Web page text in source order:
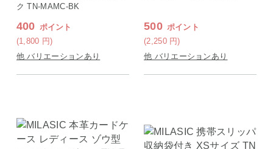
ク TN-MAMC-BK
400 ポイント
(1,800 円)
他 バリエーションあり
500 ポイント
(2,250 円)
他 バリエーションあり